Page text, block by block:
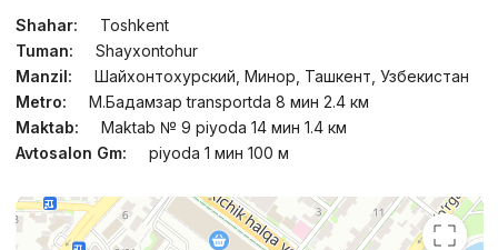
Shahar:
Toshkent
Tuman:
Shayxontohur
Manzil:
Шайхонтохурский, Минор, Ташкент, Узбекистан
Metro:
М.Бадамзар transportda 8 мин 2.4 км
Maktab:
Maktab № 9 piyoda 14 мин 1.4 км
Avtosalon Gm:
piyoda 1 мин 100 м